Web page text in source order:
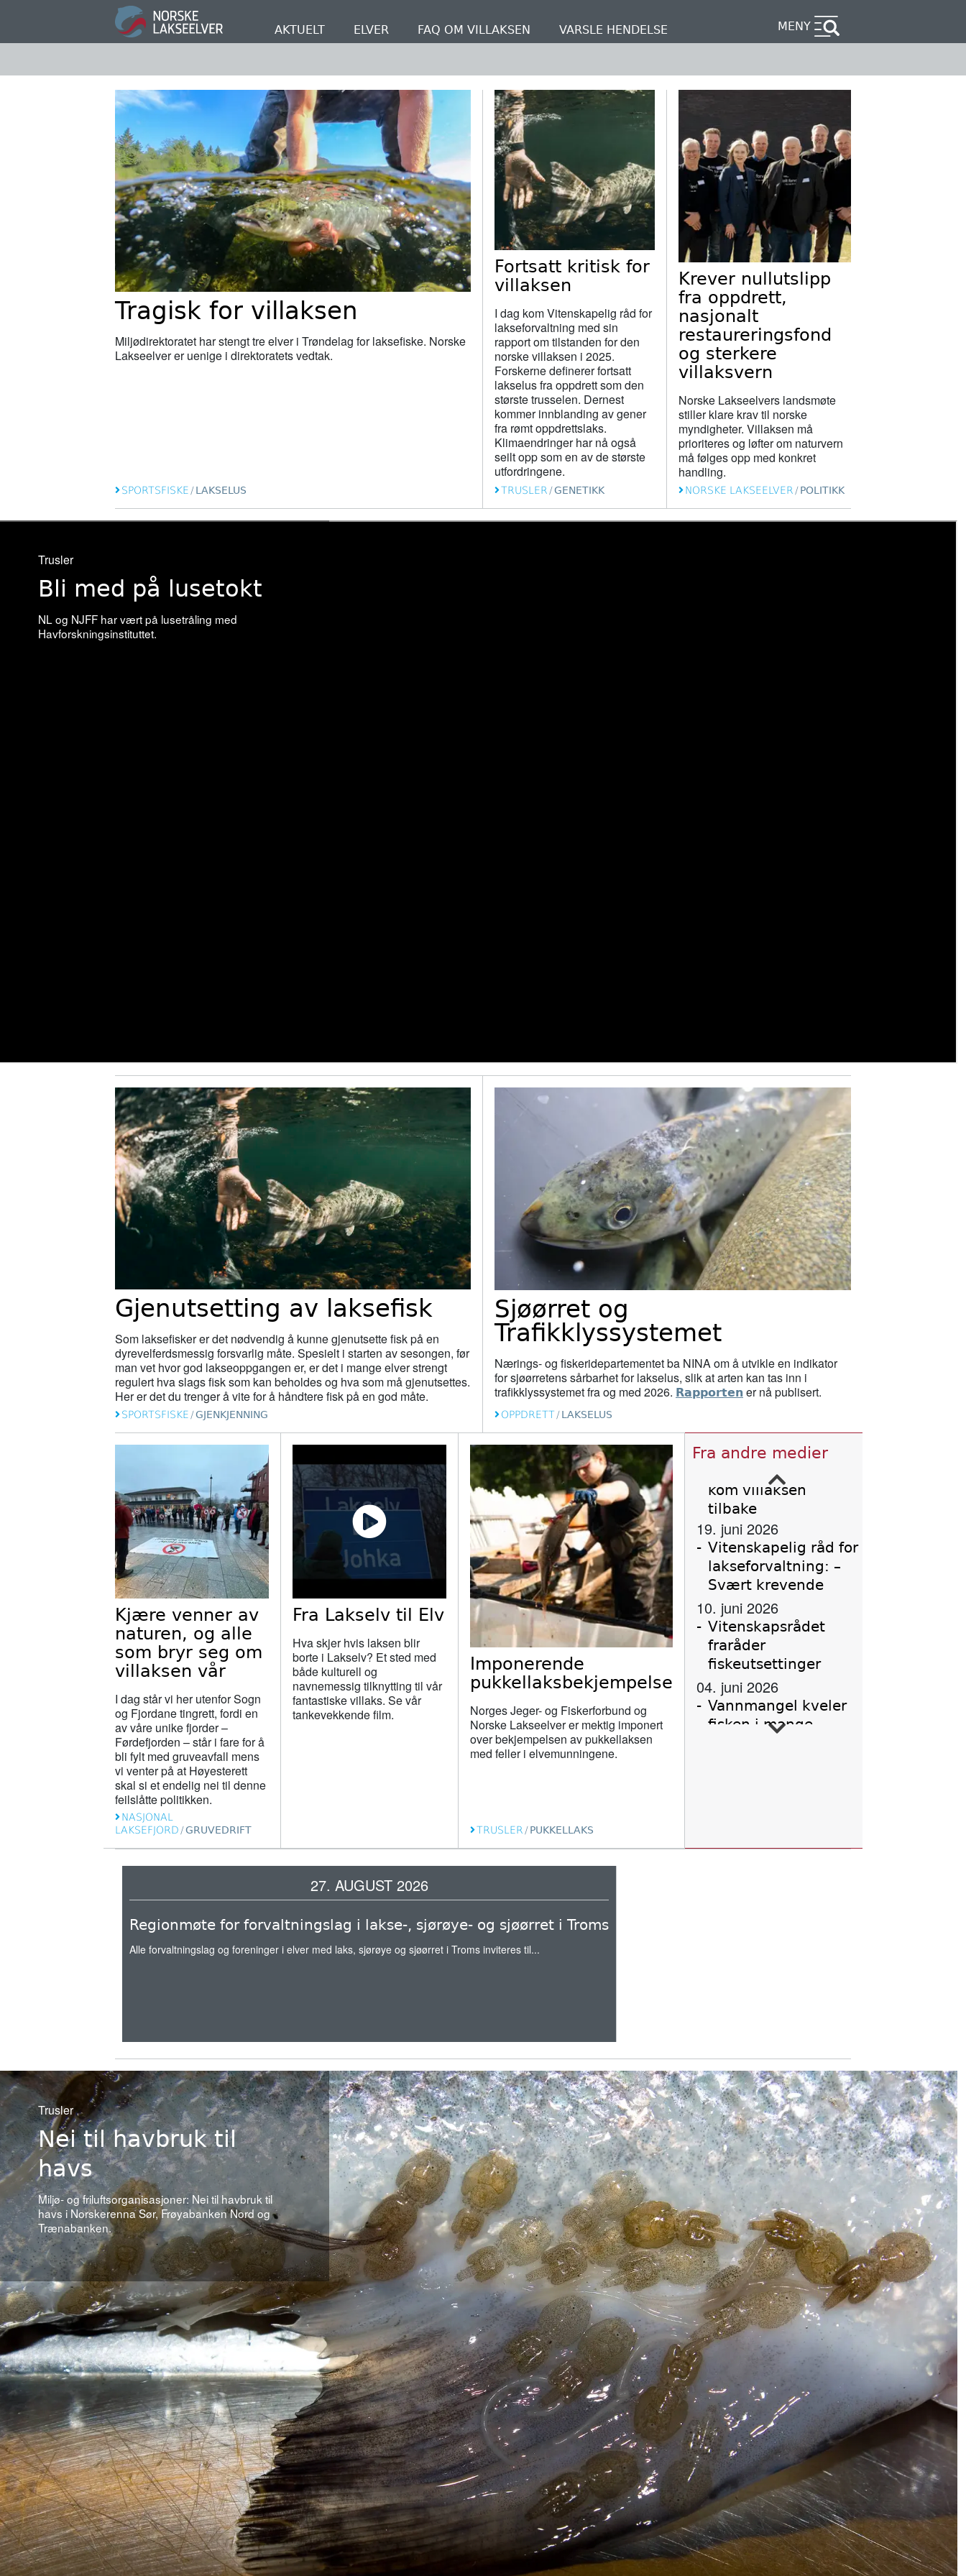
hovedinnhold
AKTUELT ELVER FAQ OM VILLAKSEN VARSLE HENDELSE MENY
Tragisk for villaksen
Miljødirektoratet har stengt tre elver i Trøndelag for laksefiske. Norske
Lakseelver er uenige i direktoratets vedtak.
SPORTSFISKE /LAKSELUS
Fortsatt kritisk for
villaksen
I dag kom Vitenskapelig råd for
lakseforvaltning med sin
rapport om tilstanden for den
norske villaksen i 2025.
Forskerne definerer fortsatt
lakselus fra oppdrett som den
største trusselen. Dernest
kommer innblanding av gener
fra rømt oppdrettslaks.
Klimaendringer har nå også
seilt opp som en av de største
utfordringene.
TRUSLER /GENETIKK
Krever nullutslipp
fra oppdrett,
nasjonalt
restaureringsfond
og sterkere
villaksvern
Norske Lakseelvers landsmøte
stiller klare krav til norske
myndigheter. Villaksen må
prioriteres og løfter om naturvern
må følges opp med konkret
handling.
NORSKE LAKSEELVER /POLITIKK
Trusler
Bli med på lusetokt
NL og NJFF har vært på lusetråling med
Havforskningsinstituttet.
Gjenutsetting av laksefisk
Som laksefisker er det nødvendig å kunne gjenutsette fisk på en
dyrevelferdsmessig forsvarlig måte. Spesielt i starten av sesongen, før
man vet hvor god lakseoppgangen er, er det i mange elver strengt
regulert hva slags fisk som kan beholdes og hva som må gjenutsettes.
Her er det du trenger å vite for å håndtere fisk på en god måte.
SPORTSFISKE /GJENKJENNING
Sjøørret og
Trafikklyssystemet
Nærings- og fiskeridepartementetba NINAom å utvikle en indikator
for sjøørretens sårbarhet for lakselus, slik at arten kan tas inn i
trafikklyssystemet fra og med 2026. Rapporten er nå publisert.
OPPDRETT /LAKSELUS
Kjære venner av
naturen, og alle
som bryr seg om
villaksen vår
I dag står vi her utenfor Sogn
og Fjordane tingrett, fordi en
av våre unike fjorder –
Førdefjorden – står i fare for å
bli fylt med gruveavfall mens
vi venter på at Høyesterett
skal si et endelig nei til denne
feilslåtte politikken.
NASJONAL
LAKSEFJORD/GRUVEDRIFT
Fra Lakselv til Elv
Hva skjer hvis laksen blir
borte i Lakselv? Et sted med
både kulturell og
navnemessig tilknytting til vår
fantastiske villaks. Se vår
tankevekkende film.
Imponerende
pukkellaksbekjempelse
Norges Jeger- og Fiskerforbund og
Norske Lakseelver er mektig imponert
over bekjempelsen av pukkellaksen
med feller i elvemunningene.
TRUSLER/PUKKELLAKS
Fra andre medier
27. februar 2026
Her ser du hvor mye
11. februar 2026
Nu starter
genskabelsen af
Gudenåen ved
11. februar 2026
Canada stengde 47
lakseoppdrett – då
kom villaksen
tilbake
19. juni 2026
Vitenskapelig råd for
lakseforvaltning: –
Svært krevende
10. juni 2026
Vitenskapsrådet
fraråder
fiskeutsettinger
04. juni 2026
Vannmangel kveler
fisken i mange
02. juni 2026
Årets overvåking av
lakselus er i gang
07. mai 2026
Slik kartlegges
unglaksens
utvandring
06. mai 2026
Norwegian fish
farms polluting
fjords with waste
likened to ‘raw
sewage of millions of
people’
04. mai 2026
Nesten 16.000 fisk
ble sortert med
kunstig intelligens i
fjor
04. mai 2026
Pollution incident in
Moray river 'wipes
out' salmon
population
24. april 2026
ESA opnar sak mot
Noreg for
27. AUGUST 2026
Regionmøte for forvaltningslag i lakse-, sjørøye- og sjøørret i Troms
Alle forvaltningslag og foreninger i elver med laks, sjørøye og sjøørret i Troms inviteres til...
Trusler
Nei til havbruk til
havs
Miljø- og friluftsorganisasjoner: Nei til havbruk til
havs i Norskerenna Sør, Frøyabanken Nord og
Trænabanken.